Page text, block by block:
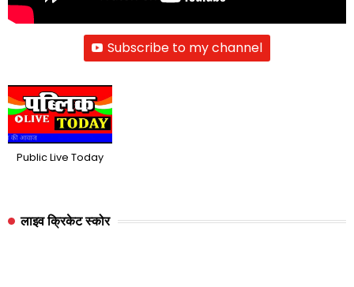
Subscribe to my channel
Public Live Today
लाइव क्रिकेट स्कोर